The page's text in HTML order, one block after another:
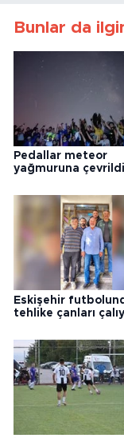
Bunlar da
Pedallar meteor
yağmuruna
Eskişehir
tehlike çanları